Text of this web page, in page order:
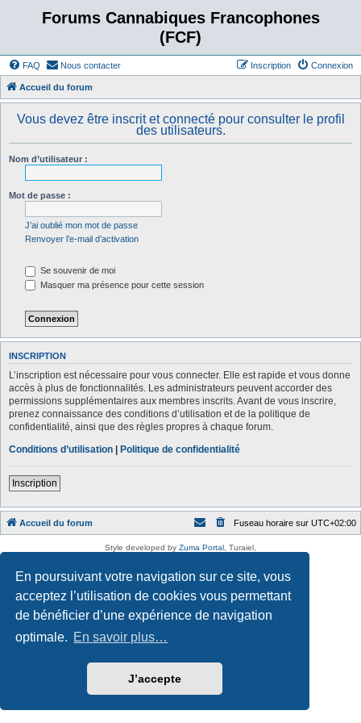
En poursuivant votre navigation sur ce site, vous
acceptez l’utilisation de cookies vous permettant
de bénéficier d’une expérience de navigation
optimale. En savoir plus…
J’accepte
Forums Cannabiques Francophones
(FCF)
FAQ Nous contacter Connexion
Inscription
Accueil du forum
Vous devez être inscrit et connecté pour consulter le profil
des utilisateurs.
Nom d’utilisateur :
Mot de passe :
J’ai oublié mon mot de passe
Renvoyer l’e-mail d’activation
Se souvenir de moi
Masquer ma présence pour cette session
INSCRIPTION
L’inscription est nécessaire pour vous connecter. Elle est rapide et vous donne
accès à plus de fonctionnalités. Les administrateurs peuvent accorder des
permissions supplémentaires aux membres inscrits. Avant de vous inscrire,
prenez connaissance des conditions d’utilisation et de la politique de
confidentialité, ainsi que des règles propres à chaque forum.
Conditions d’utilisation | Politique de confidentialité
Inscription
Accueil du forum Fuseau horaire sur UTC+02:00
Style developed by Zuma Portal , Turaiel,
Traduction française officielle ©Qiaeru